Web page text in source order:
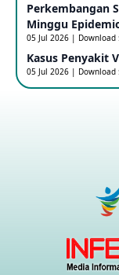
Outbreak
Kasus
Penyakit
Perkembangan
Minggu
05 Jul 2026 | Download
Kasus Penyakit
05 Jul 2026 | Download